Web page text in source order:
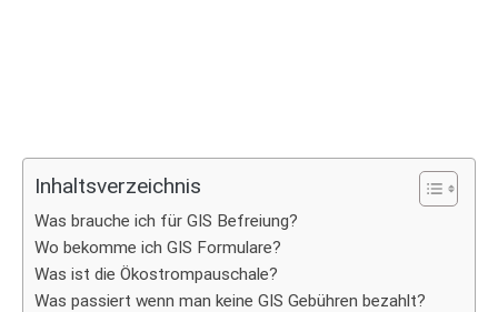
Inhaltsverzeichnis
Was brauche ich für GIS Befreiung?
Wo bekomme ich GIS Formulare?
Was ist die Ökostrompauschale?
Was passiert wenn man keine GIS Gebühren bezahlt?